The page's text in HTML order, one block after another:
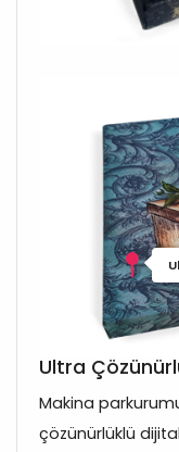
Ultra
Makina
çözünürlüklü